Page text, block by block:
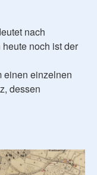
nach
noch ist der
einen einzelnen
dessen